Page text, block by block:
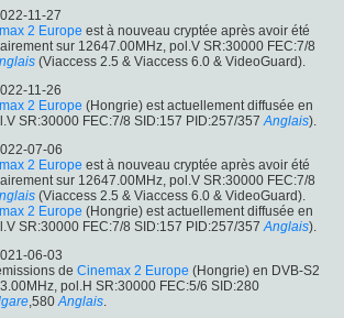
11-27
2 Europe est à nouveau cryptée après avoir été
sur 12647.00MHz, pol.V SR:30000 FEC:7/8
(Viaccess 2.5 & Viaccess 6.0 & VideoGuard).
11-26
2 Europe (Hongrie) est actuellement diffusée en
SR:30000 FEC:7/8 SID:157 PID:257/357 Anglais).
07-06
2 Europe est à nouveau cryptée après avoir été
sur 12647.00MHz, pol.V SR:30000 FEC:7/8
(Viaccess 2.5 & Viaccess 6.0 & VideoGuard).
2 Europe (Hongrie) est actuellement diffusée en
SR:30000 FEC:7/8 SID:157 PID:257/357 Anglais).
06-03
de Cinemax 2 Europe (Hongrie) en DVB-S2
pol.H SR:30000 FEC:5/6 SID:280
,580 Anglais